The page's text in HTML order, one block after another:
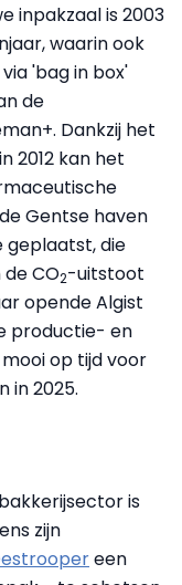
inpakzaal is 2003
waarin ook
'bag in box'
de
Dankzij het
2012 kan het
Gentse haven
geplaatst, die
CO2-uitstoot
opende Algist
productie- en
op tijd voor
in 2025.
is
zijn
een